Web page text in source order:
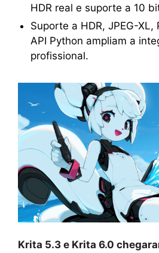
HDR real e suporte a 10
Suporte a HDR, JPEG-XL,
API Python ampliam a
profissional.
Krita 5.3 e Krita 6.0